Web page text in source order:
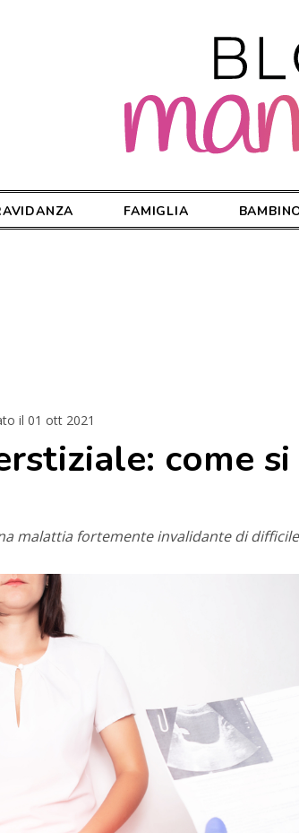
FAMIGLIA
il01 ott 2021
come si
malattia fortemente invalidante di